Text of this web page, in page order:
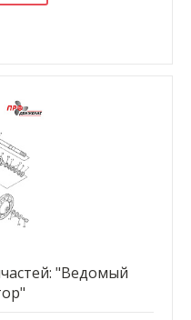
"Ведомый